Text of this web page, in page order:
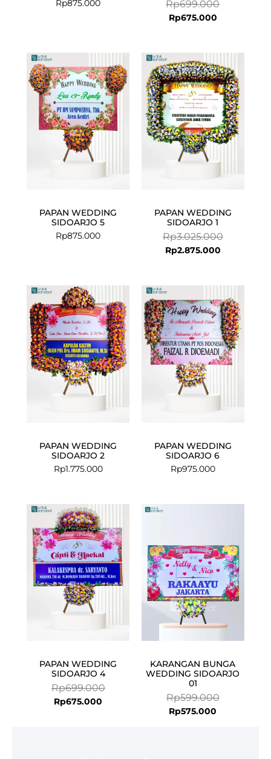
Rp875.000 Rp699.000
Rp675.000
PAPAN WEDDING
SIDOARJO 5
Rp875.000
PAPAN WEDDING
SIDOARJO 1
Rp3.025.000
price
was:
Rp2.875.000
price
is:
PAPAN WEDDING
SIDOARJO 2
Rp1.775.000
PAPAN WEDDING
SIDOARJO 6
Rp975.000
PAPAN WEDDING
SIDOARJO 4
Rp699.000
was:
Rp699.000.
Rp675.000
price
is:
Rp675.000.
KARANGAN BUNGA
WEDDING SIDOARJO
01
Rp599.000
Rp599.000.
Rp575.000
Rp575.000.